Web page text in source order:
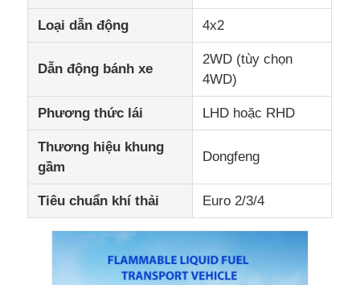
Loại dẫn động 4x2
Dẫn động bánh xe
2WD (tùy chọn
4WD)
Phương thức lái LHD hoặc RHD
Thương hiệu khung
gầm
Dongfeng
Tiêu chuẩn khí thải Euro 2/3/4